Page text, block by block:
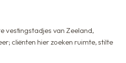
vestingstadjes van Zeeland,
cliënten hier zoeken ruimte, stilte